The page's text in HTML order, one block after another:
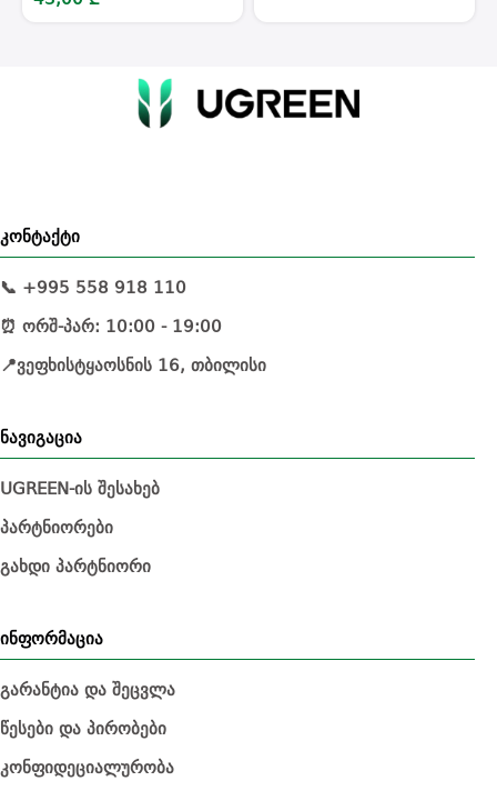
კონტაქტი
📞 +995 558 918 110
⏰ ორშ-პარ: 10:00 - 19:00
📍ვეფხისტყაოსნის 16, თბილისი
ნავიგაცია
UGREEN-ის შესახებ
პარტნიორები
გახდი პარტნიორი
ინფორმაცია
გარანტია და შეცვლა
წესები და პირობები
კონფიდეციალურობა